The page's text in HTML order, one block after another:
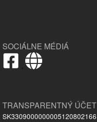
SOCIÁLNE MÉDIÁ
,
TRANSPARENTNÝ ÚČET
SK3309000000005120802166